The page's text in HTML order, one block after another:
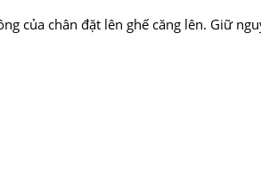
của chân đặt lên ghế căng lên. Giữ